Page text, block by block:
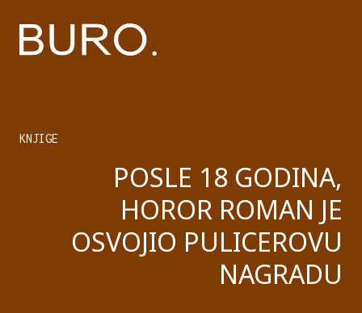
KNJIGE
POSLE 18 GODINA,
HOROR ROMAN JE
OSVOJIO PULICEROVU
NAGRADU